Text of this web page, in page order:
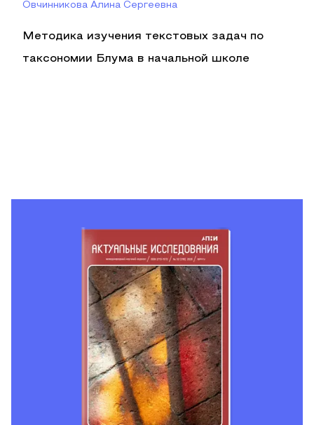
Овчинникова Алина Сергеевна
Методика изучения текстовых задач по
таксономии Блума в начальной школе